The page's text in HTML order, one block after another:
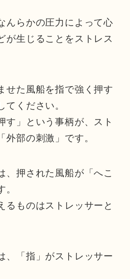
んらかの圧力によって心
が生じることをストレス
せた風船を指で強く押す
てください。
す」という事柄が、スト
外部の刺激」です。
、押された風船が「へこ
。
るものはストレッサーと
、「指」がストレッサー